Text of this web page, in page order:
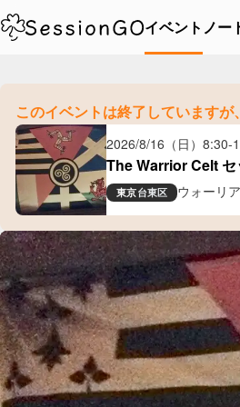
イベント ノー
このイベントは終了していますが、
2026/8/16（日） 8:30-
The Warrior Celt セ
東京台東区 ウォーリ